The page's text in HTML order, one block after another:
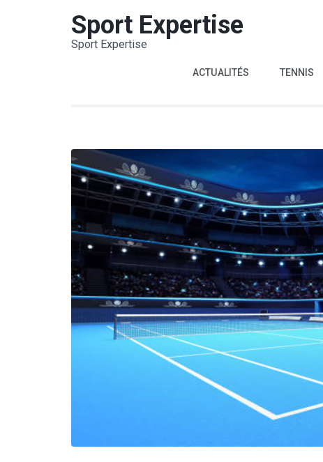
Sport Expertise
Sport Expertise
ACTUALITÉS TENNIS